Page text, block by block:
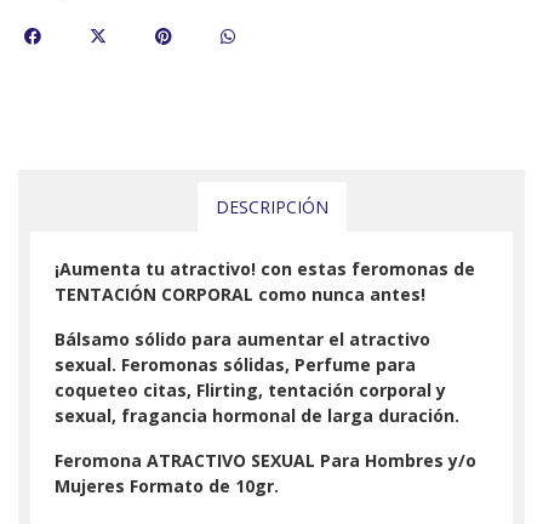
DESCRIPCIÓN
¡Aumenta tu atractivo! con estas feromonas de
TENTACIÓN CORPORAL como nunca antes!
Bálsamo sólido para aumentar el atractivo
sexual. Feromonas sólidas, Perfume para
coqueteo citas, Flirting, tentación corporal y
sexual, fragancia hormonal de larga duración.
Feromona ATRACTIVO SEXUAL Para Hombres y/o
Mujeres Formato de 10gr.